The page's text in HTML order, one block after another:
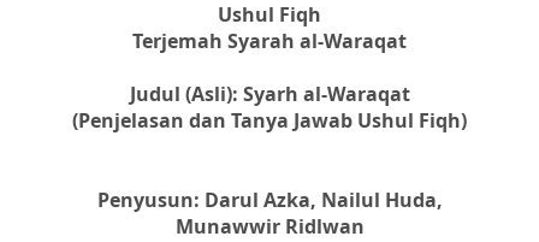
Ushul Fiqh
Terjemah Syarah al-Waraqat
Judul (Asli): Syarh al-Waraqat
(Penjelasan dan Tanya Jawab Ushul Fiqh)
Penyusun: Darul Azka, Nailul Huda,
Munawwir Ridlwan